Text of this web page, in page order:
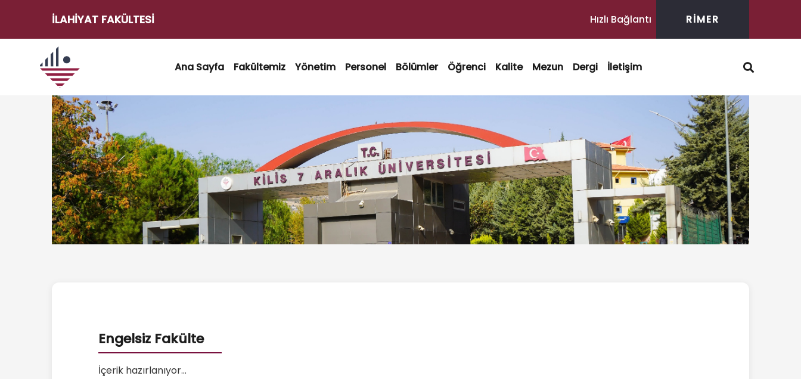
İLAHIYAT FAKÜLTESI Hızlı Bağlantı RİMER
Ana Sayfa Fakültemiz Yönetim Personel Bölümler Öğrenci Kalite Mezun Dergi İletişim
Hizmetler
Kilis
Aralık
e-
Posta
Öğrenci
İşleri
Otomasyonu
Transkript
Belgesi
Aralık
Üniversitesi
Akademik
Takvim
Etkinlikler
Engelsiz Fakülte
İçerik hazırlanıyor...